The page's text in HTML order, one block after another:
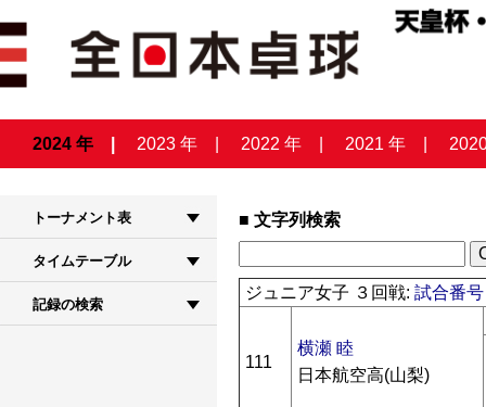
2024 年 2023 年 2022 年 2021 年
トーナメント表
タイムテーブル
記録の検索
文字列検索
ジュニア女子 ３回戦:試合番
111
横瀬 睦
日本航空高(山梨)